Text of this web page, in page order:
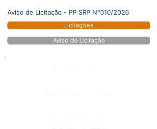
Aviso de Licitação - PP SRP N°010/2026
Licitações
Aviso de Licitação